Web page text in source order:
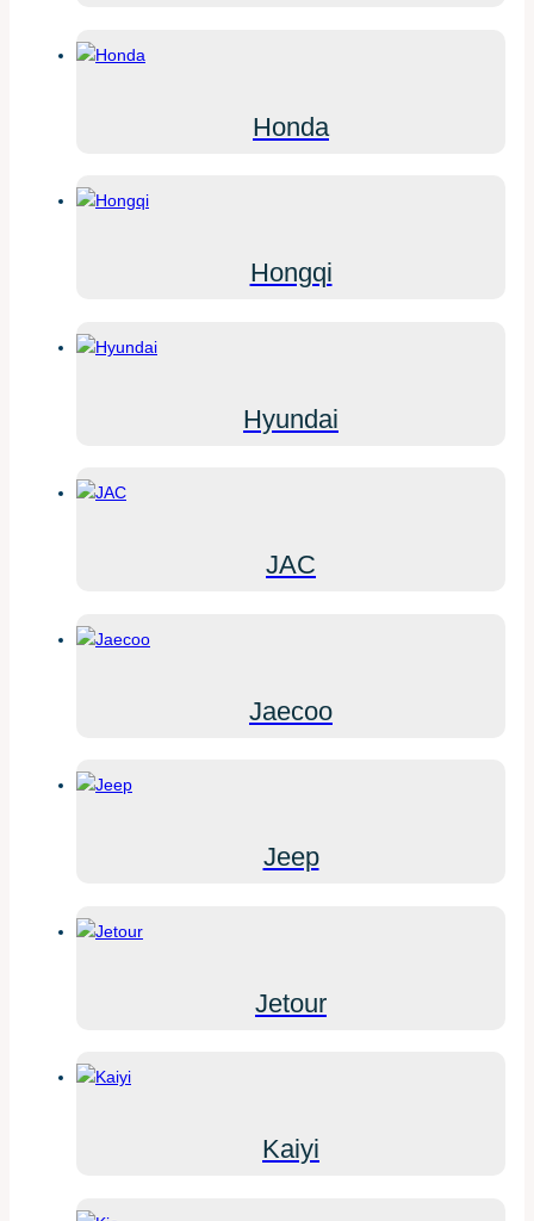
Honda
Hongqi
Hyundai
JAC
Jaecoo
Jeep
Jetour
Kaiyi